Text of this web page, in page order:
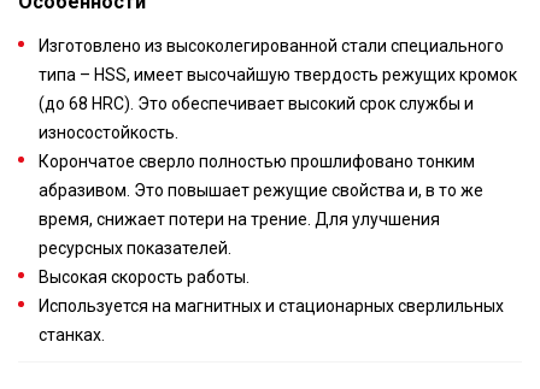
Изготовлено из высоколегированной стали специального
типа – HSS, имеет высочайшую твердость режущих кромок
(до 68 HRC). Это обеспечивает высокий срок службы и
износостойкость.
Корончатое сверло полностью прошлифовано тонким
абразивом. Это повышает режущие свойства и, в то же
время, снижает потери на трение. Для улучшения
ресурсных показателей.
Высокая скорость работы.
Используется на магнитных и стационарных сверлильных
станках.